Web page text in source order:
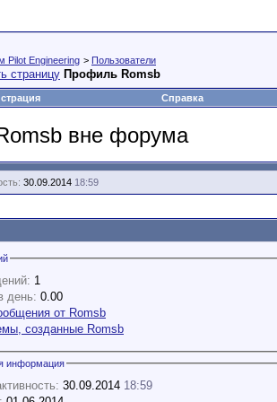
Pilot Engineering > Пользователи
Профиль Romsb
Справка
30.09.2014 18:59
1
день: 0.00
от Romsb
созданные Romsb
информация
30.09.2014 18:59